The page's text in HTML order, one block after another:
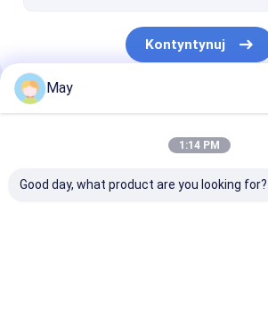
Czujnik ruchu Pir
Czujnik funkcji włączony
Kontyntynuj
Nasze Kategorie
May
1:14 PM
Good day, what product are you looking for?